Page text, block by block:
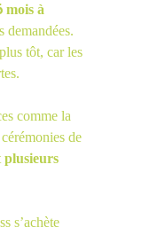
mois à
demandées.
tôt, car les
comme la
de
plusieurs
s’achète